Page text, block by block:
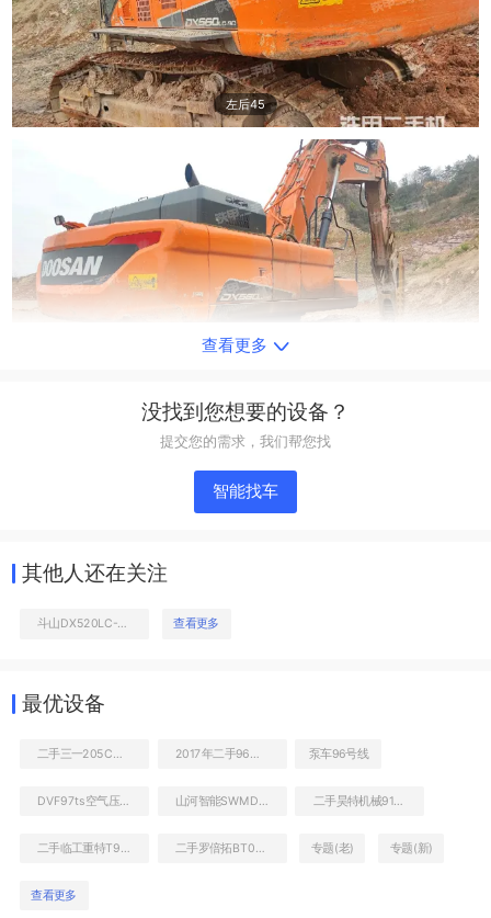
左后45
查看更多
没找到您想要的设备？
提交您的需求，我们帮您找
智能找车
其他人还在关注
查看更多
最优设备
泵车96号线
专题(老) 专题(新)
查看更多